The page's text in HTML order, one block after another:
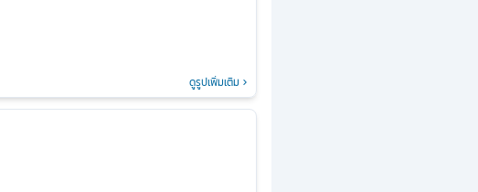
ดูรูปเพิ่มเติม